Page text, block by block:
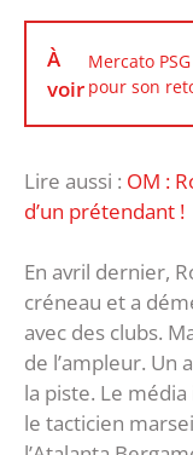
À
voir
Mercato
pour son
Lire aussi : OM :
d’un prétendant !
En avril dernier,
créneau et a
avec des clubs.
de l’ampleur. Un
la piste. Le
le tacticien